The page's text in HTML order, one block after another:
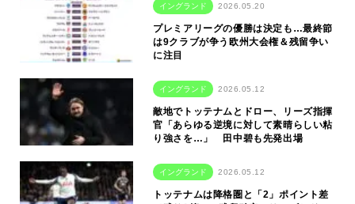
イングランド 2026.05.20
プレミアリーグの優勝は決定も…最終節
は9クラブが争う欧州大会権＆残留争い
に注目
イングランド 2026.05.12
敵地でトッテナムとドロー、リーズ指揮
官「あらゆる逆境に対して素晴らしい粘
り強さを…」 田中碧も先発出場
イングランド 2026.05.12
トッテナムは降格圏と「2」ポイント差